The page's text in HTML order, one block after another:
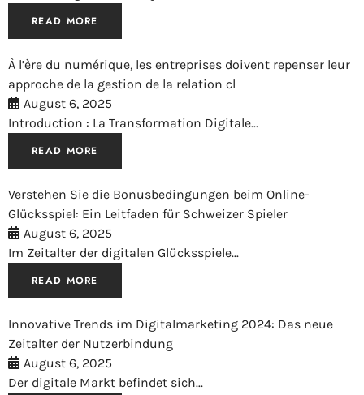
READ MORE
À l’ère du numérique, les entreprises doivent repenser leur
approche de la gestion de la relation cl
August 6, 2025
Introduction : La Transformation Digitale...
READ MORE
Verstehen Sie die Bonusbedingungen beim Online-
Glücksspiel: Ein Leitfaden für Schweizer Spieler
August 6, 2025
Im Zeitalter der digitalen Glücksspiele...
READ MORE
Innovative Trends im Digitalmarketing 2024: Das neue
Zeitalter der Nutzerbindung
August 6, 2025
Der digitale Markt befindet sich...